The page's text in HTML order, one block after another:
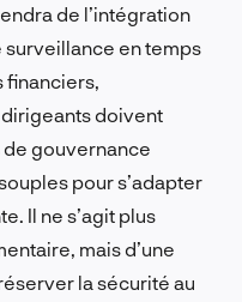
de l’intégration
surveillance en temps
dirigeants doivent
gouvernance
pour s’adapter
Il ne s’agit plus
mais d’une
la sécurité au